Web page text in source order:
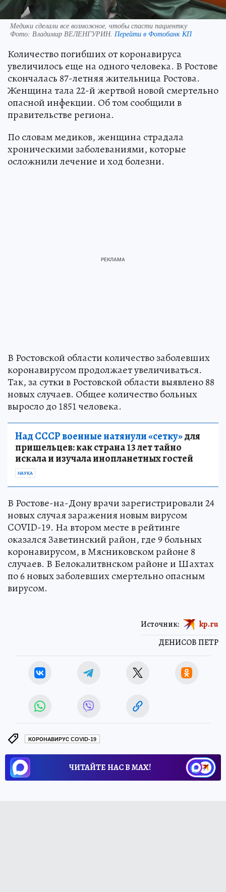
Медики сделали все возможное, чтобы спасти пациентку
Фото: Владимир ВЕЛЕНГУРИН. Перейти в Фотобанк КП
Количество погибших от коронавируса
увеличилось еще на одного человека. В Ростове
скончалась 87-летняя жительница Ростова.
Женщина тала 22-й жертвой новой смертельно
опасной инфекции. Об том сообщили в
правительстве региона.
По словам медиков, женщина страдала
хроническими заболеваниями, которые
осложнили лечение и ход болезни.
В Ростовской области количество заболевших
коронавирусом продолжает увеличиваться.
Так, за сутки в Ростовской области выявлено 88
новых случаев. Общее количество больных
выросло до 1851 человека.
Над СССР военные натянули «сетку»для
пришельцев: как страна 13 лет тайно
искала и изучала инопланетных гостей
НАУКА
В Ростове-на-Дону врачи зарегистрировали 24
новых случая заражения новым вирусом
COVID-19. На втором месте в рейтинге
оказался Заветинский район, где 9 больных
коронавирусом, в Мясниковском районе 8
случаев. В Белокалитвнском районе и Шахтах
по 6 новых заболевших смертельно опасным
вирусом.
ДЕНИСОВ ПЕТР
Источник: kp.ru
КОРОНАВИРУС COVID-19
ЧИТАЙТЕ НАС В МАХ!